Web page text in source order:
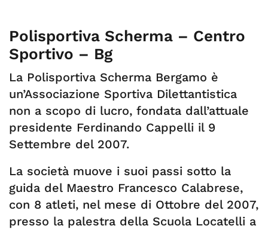
Polisportiva Scherma – Centro
Sportivo – Bg
La Polisportiva Scherma Bergamo è
un’Associazione Sportiva Dilettantistica
non a scopo di lucro, fondata dall’attuale
presidente Ferdinando Cappelli il 9
Settembre del 2007.
La società muove i suoi passi sotto la
guida del Maestro Francesco Calabrese,
con 8 atleti, nel mese di Ottobre del 2007,
presso la palestra della Scuola Locatelli a